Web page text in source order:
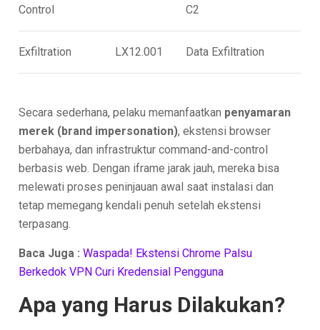
Control
C2
Exfiltration LX12.001 Data Exfiltration
Secara sederhana, pelaku memanfaatkan penyamaran
merek (brand impersonation), ekstensi browser
berbahaya, dan infrastruktur command-and-control
berbasis web. Dengan iframe jarak jauh, mereka bisa
melewati proses peninjauan awal saat instalasi dan
tetap memegang kendali penuh setelah ekstensi
terpasang.
Baca Juga :Waspada! Ekstensi Chrome Palsu
Berkedok VPN Curi Kredensial Pengguna
Apa yang Harus Dilakukan?